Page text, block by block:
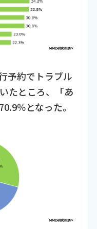
予約でトラブル
たところ、「あ
％となった。